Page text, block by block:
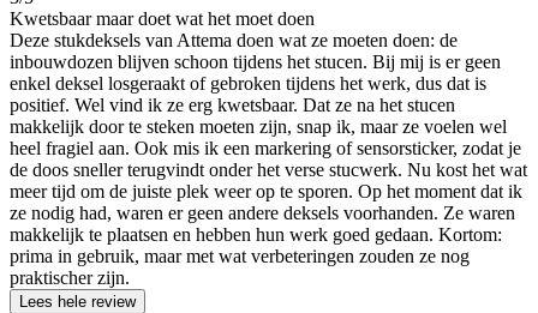
Kwetsbaar maar doet wat het moet doen
Deze stukdeksels van Attema doen wat ze moeten doen: de
inbouwdozen blijven schoon tijdens het stucen. Bij mij is er geen
enkel deksel losgeraakt of gebroken tijdens het werk, dus dat is
positief. Wel vind ik ze erg kwetsbaar. Dat ze na het stucen
makkelijk door te steken moeten zijn, snap ik, maar ze voelen wel
heel fragiel aan. Ook mis ik een markering of sensorsticker, zodat je
de doos sneller terugvindt onder het verse stucwerk. Nu kost het wat
meer tijd om de juiste plek weer op te sporen. Op het moment dat ik
ze nodig had, waren er geen andere deksels voorhanden. Ze waren
makkelijk te plaatsen en hebben hun werk goed gedaan. Kortom:
prima in gebruik, maar met wat verbeteringen zouden ze nog
praktischer zijn.
Lees hele review